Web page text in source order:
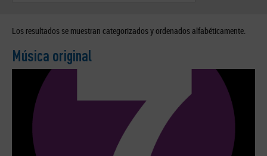
Los resultados se muestran categorizados y ordenados alfabéticamente.
Música original